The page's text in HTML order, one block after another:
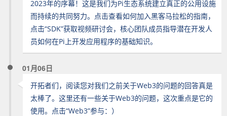
2023年的序幕！这是我们为Pi生态系统建立真正的公用设施
而持续的共同努力。点击查看如何加入黑客马拉松的指南，
点击“SDK”获取视频研讨会，核心团队成员指导潜在开发人
员如何在Pi上开发应用程序的基础知识。
01月06日
开拓者们，阅读您对我们之前关于Web3的问题的回答真是
太棒了。这里还有一些关于Web3的问题，这次重点是它的
使用。点击“Web3”参与：）